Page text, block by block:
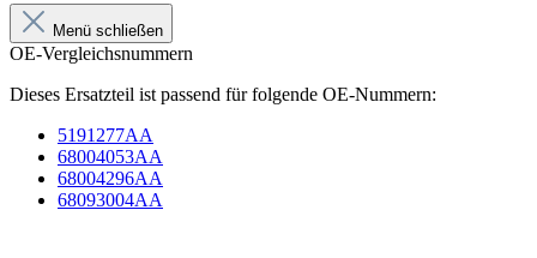
Menü schließen
OE-Vergleichsnummern
Dieses Ersatzteil ist passend für folgende OE-Nummern:
5191277AA
68004053AA
68004296AA
68093004AA